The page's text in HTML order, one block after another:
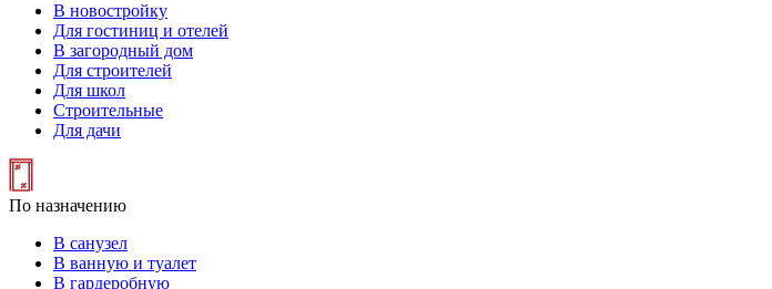
В новостройку
Для гостиниц и отелей
В загородный дом
Для строителей
Для школ
Строительные
Для дачи
По назначению
В санузел
В ванную и туалет
В гардеробную